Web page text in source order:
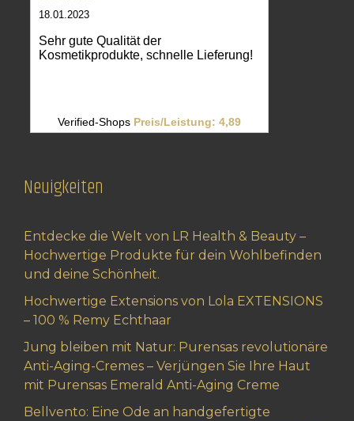
Neuigkeiten
Entdecke die Welt von LR Health & Beauty –
Hochwertige Produkte für dein Wohlbefinden
und deine Schönheit.
Hochwertige Extensions von Lola EXTENSIONS
– 100 % Remy Echthaar
Jung bleiben mit Natur: Purensas revolutionäre
Anti-Aging-Cremes – Verjüngen Sie Ihre Haut
mit Purensas Emerald Anti-Aging Creme
Bellvento: Eine Ode an handgefertigte